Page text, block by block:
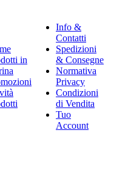
in
Info &
Contatti
Spedizioni
& Consegne
Normativa
Privacy
Condizioni
di Vendita
Tuo
Account